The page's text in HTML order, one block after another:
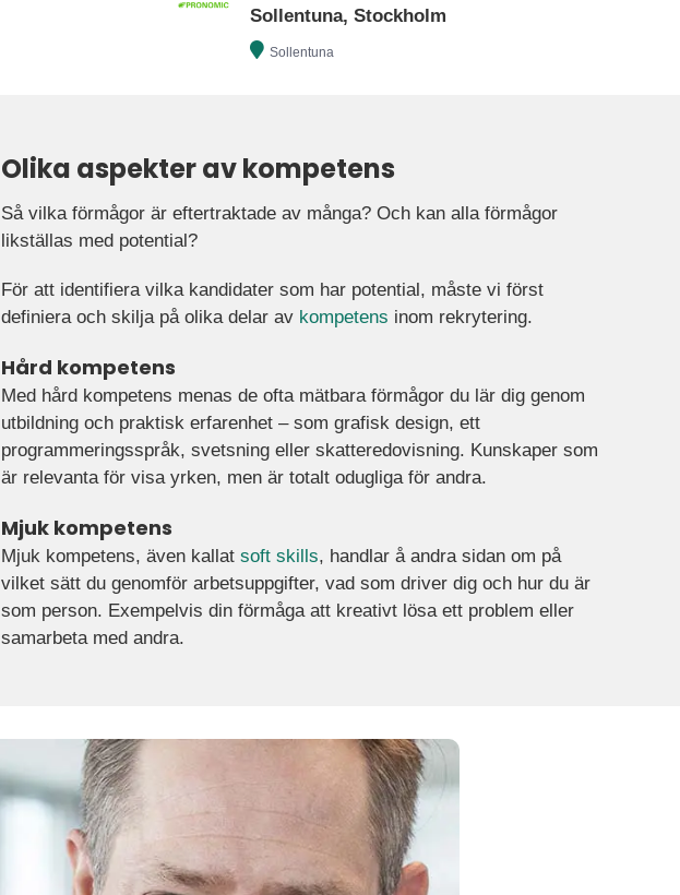
Sollentuna, Stockholm
Sollentuna
Olika aspekter av kompetens
Så vilka förmågor är eftertraktade av många? Och kan alla förmågor
likställas med potential?
För att identifiera vilka kandidater som har potential, måste vi först
definiera och skilja på olika delar av kompetens inom rekrytering.
Hård kompetens
Med hård kompetens menas de ofta mätbara förmågor du lär dig genom
utbildning och praktisk erfarenhet – som grafisk design, ett
programmeringsspråk, svetsning eller skatteredovisning. Kunskaper som
är relevanta för visa yrken, men är totalt odugliga för andra.
Mjuk kompetens
Mjuk kompetens, även kallat soft skills, handlar å andra sidan om på
vilket sätt du genomför arbetsuppgifter, vad som driver dig och hur du är
som person. Exempelvis din förmåga att kreativt lösa ett problem eller
samarbeta med andra.